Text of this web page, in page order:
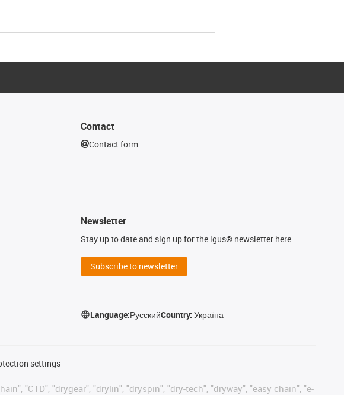
Contact
Contact form
Newsletter
Stay up to date and sign up for the igus® newsletter here.
Subscribe to newsletter
Language:РусскийCountry:Україна
settings
"CTD", "drygear", "drylin", "dryspin", "dry-tech", "dryway", "easy chain", "e-